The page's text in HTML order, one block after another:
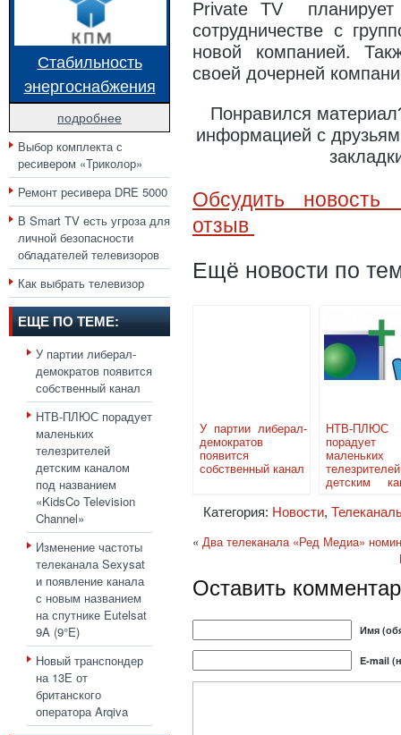
Стабильность
энергоснабжения
подробнее
Выбор комплекта с
ресивером «Триколор»
Ремонт ресивера DRE 5000
В Smart TV есть угроза для
личной безопасности
обладателей телевизоров
Как выбрать телевизор
ЕЩЕ ПО ТЕМЕ:
У партии либерал-
демократов появится
собственный канал
НТВ-ПЛЮС порадует
маленьких
телезрителей
детским каналом
под названием
«KidsCo Television
Channel»
Изменение частоты
телеканала Sexysat
и появление канала
с новым названием
на спутнике Eutelsat
9A (9°E)
Новый транспондер
на 13Е от
британского
оператора Arqiva
Private TV планирует
сотрудничестве с
новой компанией.
своей дочерней
Понравился
информацией с
Обсудить новость
отзыв
Ещё новости по
У партии либерал-
демократов
появится
собственный канал
НТВ-ПЛЮС
порадует
маленьких
телезрителей
детским
«KidsCo
Channel»
Категория: Новости,
« Два телеканала «Ред Медиа»
Оставить
Имя
E-mail